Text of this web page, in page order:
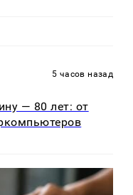
5 часов назад
— 80 лет: от